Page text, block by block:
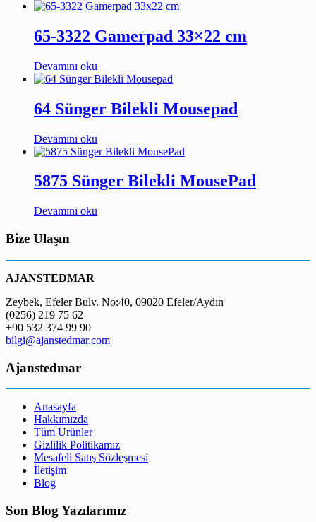
65-3322 Gamerpad 33×22 cm
Devamını oku
64 Sünger Bilekli Mousepad
Devamını oku
5875 Sünger Bilekli MousePad
Devamını oku
Bize Ulaşın
AJANSTEDMAR
Zeybek, Efeler Bulv. No:40, 09020 Efeler/Aydın
(0256) 219 75 62
+90 532 374 99 90
bilgi@ajanstedmar.com
Ajanstedmar
Anasayfa
Hakkımızda
Tüm Ürünler
Gizlilik Politikamız
Mesafeli Satış Sözleşmesi
İletişim
Blog
Son Blog Yazılarımız